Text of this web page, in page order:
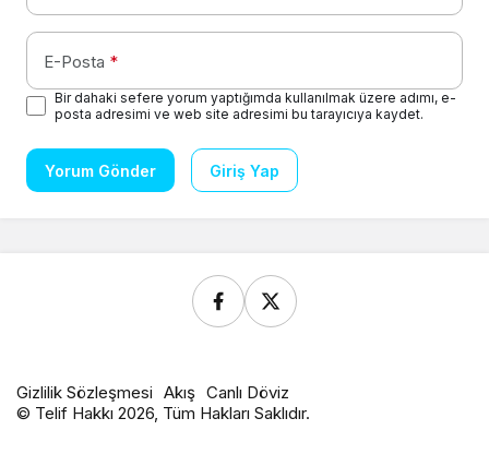
E-Posta *
Bir dahaki sefere yorum yaptığımda kullanılmak üzere adımı, e-
posta adresimi ve web site adresimi bu tarayıcıya kaydet.
Yorum Gönder Giriş Yap
Gizlilik Sözleşmesi Akış Canlı Döviz
© Telif Hakkı 2026, Tüm Hakları Saklıdır.